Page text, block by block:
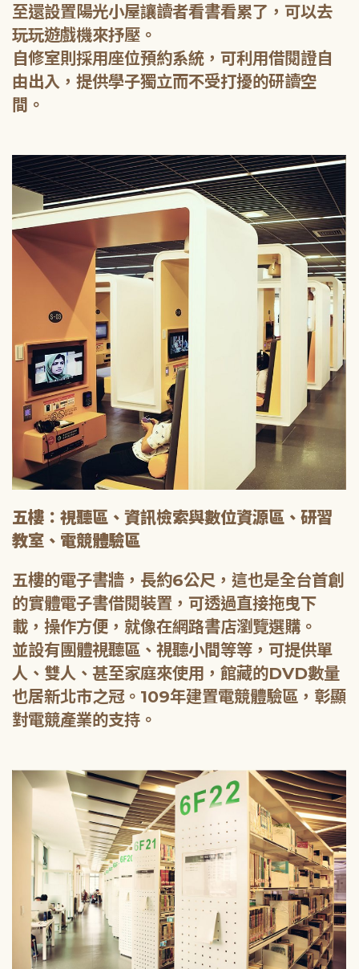
至還設置陽光小屋讓讀者看書看累了，可以去
玩玩遊戲機來抒壓。
自修室則採用座位預約系統，可利用借閱證自
由出入，提供學子獨立而不受打擾的研讀空
間。
五樓：視聽區、資訊檢索與數位資源區、研習
教室、電競體驗區
五樓的電子書牆，長約6公尺，這也是全台首創
的實體電子書借閱裝置，可透過直接拖曳下
載，操作方便，就像在網路書店瀏覽選購。
並設有團體視聽區、視聽小間等等，可提供單
人、雙人、甚至家庭來使用，館藏的DVD數量
也居新北市之冠。109年建置電競體驗區，彰顯
對電競產業的支持。